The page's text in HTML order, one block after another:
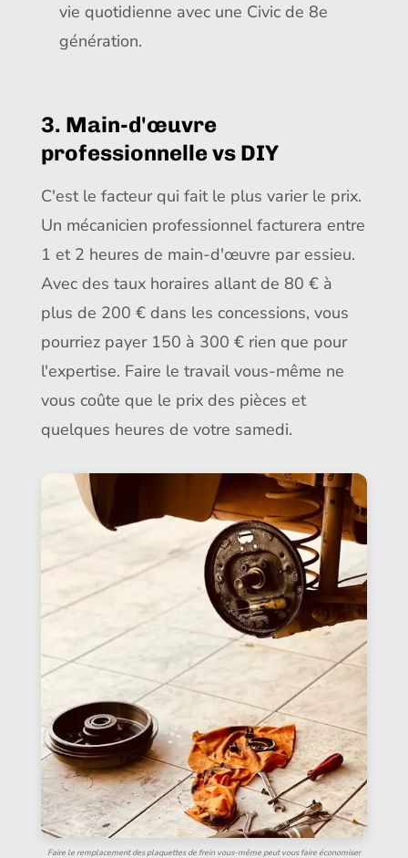
vie quotidienne avec une Civic de 8e
génération.
3. Main-d'œuvre
professionnelle vs DIY
C'est le facteur qui fait le plus varier le prix.
Un mécanicien professionnel facturera entre
1 et 2 heures de main-d'œuvre par essieu.
Avec des taux horaires allant de 80 € à
plus de 200 € dans les concessions, vous
pourriez payer 150 à 300 € rien que pour
l'expertise. Faire le travail vous-même ne
vous coûte que le prix des pièces et
quelques heures de votre samedi.
Faire le remplacement des plaquettes de frein vous-même peut vous faire économiser